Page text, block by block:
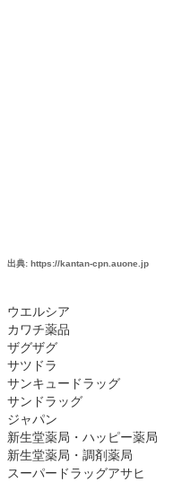
出典: https://kantan-cpn.auone.jp
ウエルシア
カワチ薬品
ザグザグ
サツドラ
サンキュードラッグ
サンドラッグ
ジャパン
新生堂薬局・ハッピー薬局
新生堂薬局・調剤薬局
スーパードラッグアサヒ